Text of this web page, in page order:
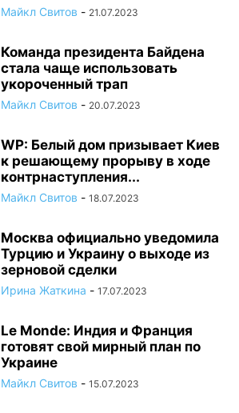
Майкл Свитов - 21.07.2023
Команда президента Байдена
стала чаще использовать
укороченный трап
Майкл Свитов - 20.07.2023
WP: Белый дом призывает Киев
к решающему прорыву в ходе
контрнаступления...
Майкл Свитов - 18.07.2023
Москва официально уведомила
Турцию и Украину о выходе из
зерновой сделки
Ирина Жаткина - 17.07.2023
Le Monde: Индия и Франция
готовят свой мирный план по
Украине
Майкл Свитов - 15.07.2023